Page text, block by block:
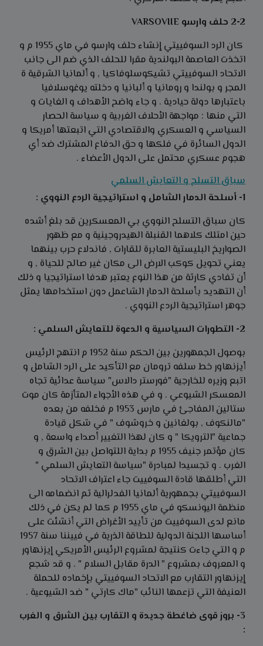
2-2 حلف وارسو VARSOVIIE
كان الرد السوفييتي إنشاء حلف وارسو في ماي 1955 م و
اتخذت العاصمة البولندية مقرا للحلف الذي ضم الى جانب
الاتحاد السوفييتي تشيكوسلوفاكيا , و ألمانيا الشرقية ة
المجر و بولندا و رومانيا و ألبانيا و دخلته يوغوسلافيا
باعتبارها دولة حيادية . و جاء واضح الأهداف و الغايات و
التي منها : مواجهة الأحلاف الغربية و سياسة الحصار
السياسي و العسكري والاقتصادي التي اتبعتها أمريكا و
الدول السائرة في فلكها و حق الدفاع المشترك ضد أي
هجوم عسكري محتمل على الدول الأعضاء .
سباق التسلح و التعايش السلمي
1- أسلحة الدمار الشامل و استراتيجية الردع النووي :
كان سباق التسلح النووي بي المعسكرين قد بلغ أشده
حين امتلك كلاهما القنبلة الهيدروجينية و مع ظهور
الصواريخ البليستية العابرة للقارات , فاندلاع حرب بينهما
يعني تحويل كوكب الارض الى مكان غير صالح للحياة , و
أن تفادي كارثة من هذا النوع يعتبر هدفا استراتيجيا و ذلك
أن التهديد بأسلحة الدمار الشاعمل دون استخدامها يمثل
جوهر استراتيجية الردع النووي .
2- التطورات السياسية و الدعوة للتعايش السلمي :
بوصول الجمهورين بين الحكم سنة 1952 م انتهج الرئيس
أيزنهاور خط سلفه ترومان مع التأكيد على الرد الشامل و
اتبع وزيره للخارجية "فورستر دالاس" سياسة عدائية تجاه
المعسكر الشيوعي . و في هذه الأجواء المتأزمة كان موت
ستالين المفاجئ في مارس 1953 م فخلفه من بعده
"مالنكوف , بولغانين و خروشوف " في شكل قيادة
جماعية "الترويكا " و كان لهذا التغيير أصداء واسعة , و
كان مؤتمر جنيف 1955 م بداية اللتواصل بين الشرق و
الغرب . و تجسيدا لمبادرة "سياسة التعايش السلمي "
التي أطلقها قادة السوفييت جاء اعتراف الاتحاد
السوفييتي بجمهورية ألمانيا الفدلرالية ثم انضمامه الى
منظمة اليونسكو في ماي 1955 م كما لم يكن في ذلك
مانع لدى السوفييت من تأييد الأغراض التي أنشئت على
أساسها اللجنة الدولية للطاقة الذرية في فييننا سنة 1957
م و التي جاءت كنتيجة لمشروع الرئيس الأمريكي إيزنهاور
و المعروف بمشروع " الدرة مقابل السلام " . و قد شجع
إيزنهاور التقارب مع الاتحاد السوفييتي بإخماده للحملة
العنيفة التي تزعمها النائب "ماك كارتي " ضد الشيوعية .
3- بروز قوى ضاغطة جديدة و التقارب بين الشرق و الغرب
: